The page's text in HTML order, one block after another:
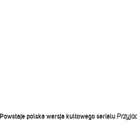
Powstaje polska wersja kultowego serialu